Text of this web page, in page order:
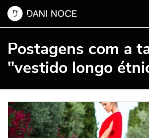
Postagens com a
"vestido longo